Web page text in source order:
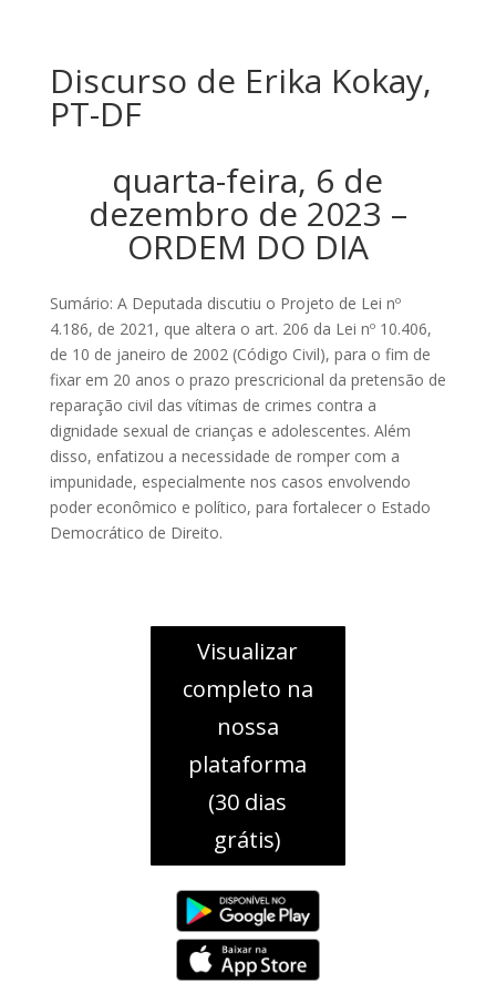
Discurso de Erika Kokay,
PT-DF
quarta-feira, 6 de
dezembro de 2023 –
ORDEM DO DIA
Sumário: A Deputada discutiu o Projeto de Lei nº
4.186, de 2021, que altera o art. 206 da Lei nº 10.406,
de 10 de janeiro de 2002 (Código Civil), para o fim de
fixar em 20 anos o prazo prescricional da pretensão de
reparação civil das vítimas de crimes contra a
dignidade sexual de crianças e adolescentes. Além
disso, enfatizou a necessidade de romper com a
impunidade, especialmente nos casos envolvendo
poder econômico e político, para fortalecer o Estado
Democrático de Direito.
Visualizar
completo na
nossa
plataforma
(30 dias
grátis)